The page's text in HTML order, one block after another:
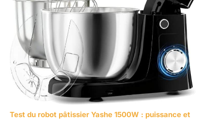
Test du robot pâtissier Yashe 1500W : puissance et